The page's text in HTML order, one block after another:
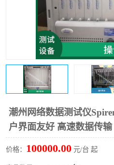
潮州网络数据测试仪
户界面友好 高速数据传输
价格： 100000.00 元/台 起
发包仪IXIA XGS2